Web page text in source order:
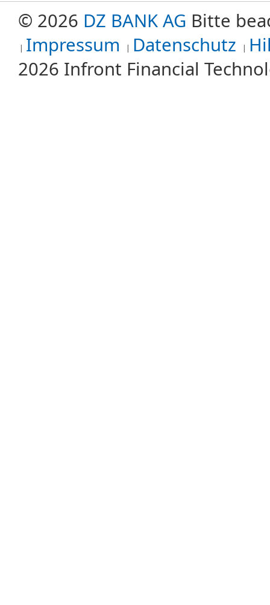
© 2026 DZ BANK AG Bitte
Impressum
Datenschutz
2026 Infront Financial